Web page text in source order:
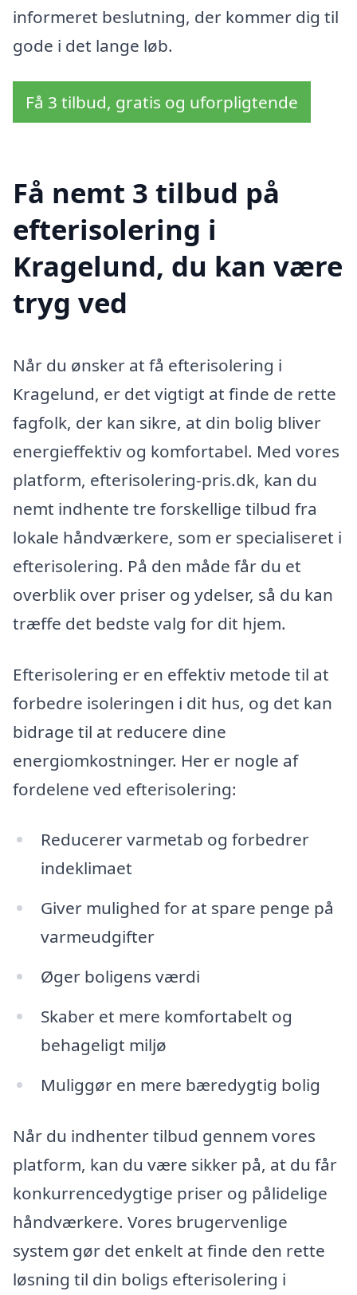
informeret beslutning, der kommer dig til
gode i det lange løb.
Få 3 tilbud, gratis og uforpligtende
Få nemt 3 tilbud på
efterisolering i
Kragelund, du kan være
tryg ved
Når du ønsker at få efterisolering i
Kragelund, er det vigtigt at finde de rette
fagfolk, der kan sikre, at din bolig bliver
energieffektiv og komfortabel. Med vores
platform, efterisolering-pris.dk, kan du
nemt indhente tre forskellige tilbud fra
lokale håndværkere, som er specialiseret i
efterisolering. På den måde får du et
overblik over priser og ydelser, så du kan
træffe det bedste valg for dit hjem.
Efterisolering er en effektiv metode til at
forbedre isoleringen i dit hus, og det kan
bidrage til at reducere dine
energiomkostninger. Her er nogle af
fordelene ved efterisolering:
Reducerer varmetab og forbedrer
indeklimaet
Giver mulighed for at spare penge på
varmeudgifter
Øger boligens værdi
Skaber et mere komfortabelt og
behageligt miljø
Muliggør en mere bæredygtig bolig
Når du indhenter tilbud gennem vores
platform, kan du være sikker på, at du får
konkurrencedygtige priser og pålidelige
håndværkere. Vores brugervenlige
system gør det enkelt at finde den rette
løsning til din boligs efterisolering i